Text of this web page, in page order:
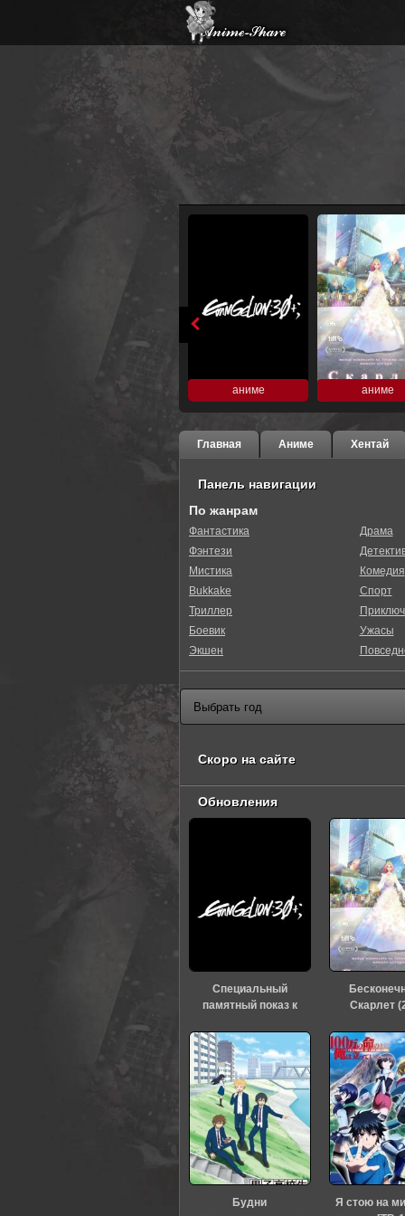
аниме аниме
Главная Аниме Хентай
Панель навигации
По жанрам
Фантастика
Фэнтези
Мистика
Bukkake
Триллер
Боевик
Экшен
Драма
Комедия
Спорт
Ужасы
Скоро на сайте
Обновления
Специальный
памятный показ к
«Евангелиона» (2026)
Скарлет
Будни
Я стою на